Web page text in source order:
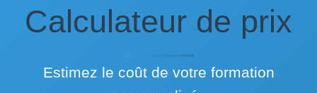
Calculateur de prix
Estimez le coût de votre formation